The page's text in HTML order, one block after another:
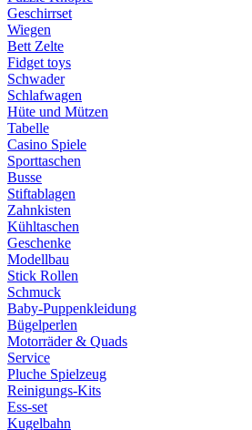
Geschirrset
Wiegen
Bett Zelte
Fidget toys
Schwader
Schlafwagen
Hüte und Mützen
Tabelle
Casino Spiele
Sporttaschen
Busse
Stiftablagen
Zahnkisten
Kühltaschen
Geschenke
Modellbau
Stick Rollen
Schmuck
Baby-Puppenkleidung
Bügelperlen
Motorräder & Quads
Service
Pluche Spielzeug
Reinigungs-Kits
Ess-set
Kugelbahn